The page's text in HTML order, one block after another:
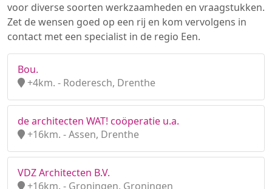
voor diverse soorten werkzaamheden en vraagstukken.
Zet de wensen goed op een rij en kom vervolgens in
contact met een specialist in de regio Een.
Bou.
+4km. - Roderesch, Drenthe
de architecten WAT! coöperatie u.a.
+16km. - Assen, Drenthe
VDZ Architecten B.V.
+16km. - Groningen, Groningen